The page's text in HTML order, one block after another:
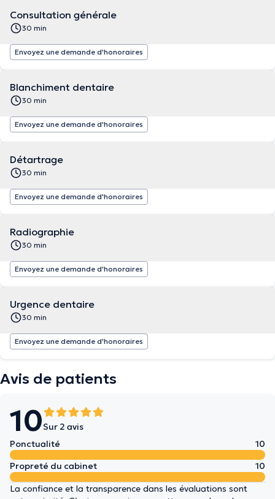
Consultation générale
30 min
Envoyez une demande d'honoraires
Blanchiment dentaire
30 min
Envoyez une demande d'honoraires
Détartrage
30 min
Envoyez une demande d'honoraires
Radiographie
30 min
Envoyez une demande d'honoraires
Urgence dentaire
30 min
Envoyez une demande d'honoraires
Avis de patients
10Sur 2 avis
Ponctualité
10
Propreté du cabinet
10
La confiance et la transparence dans les évaluations sont